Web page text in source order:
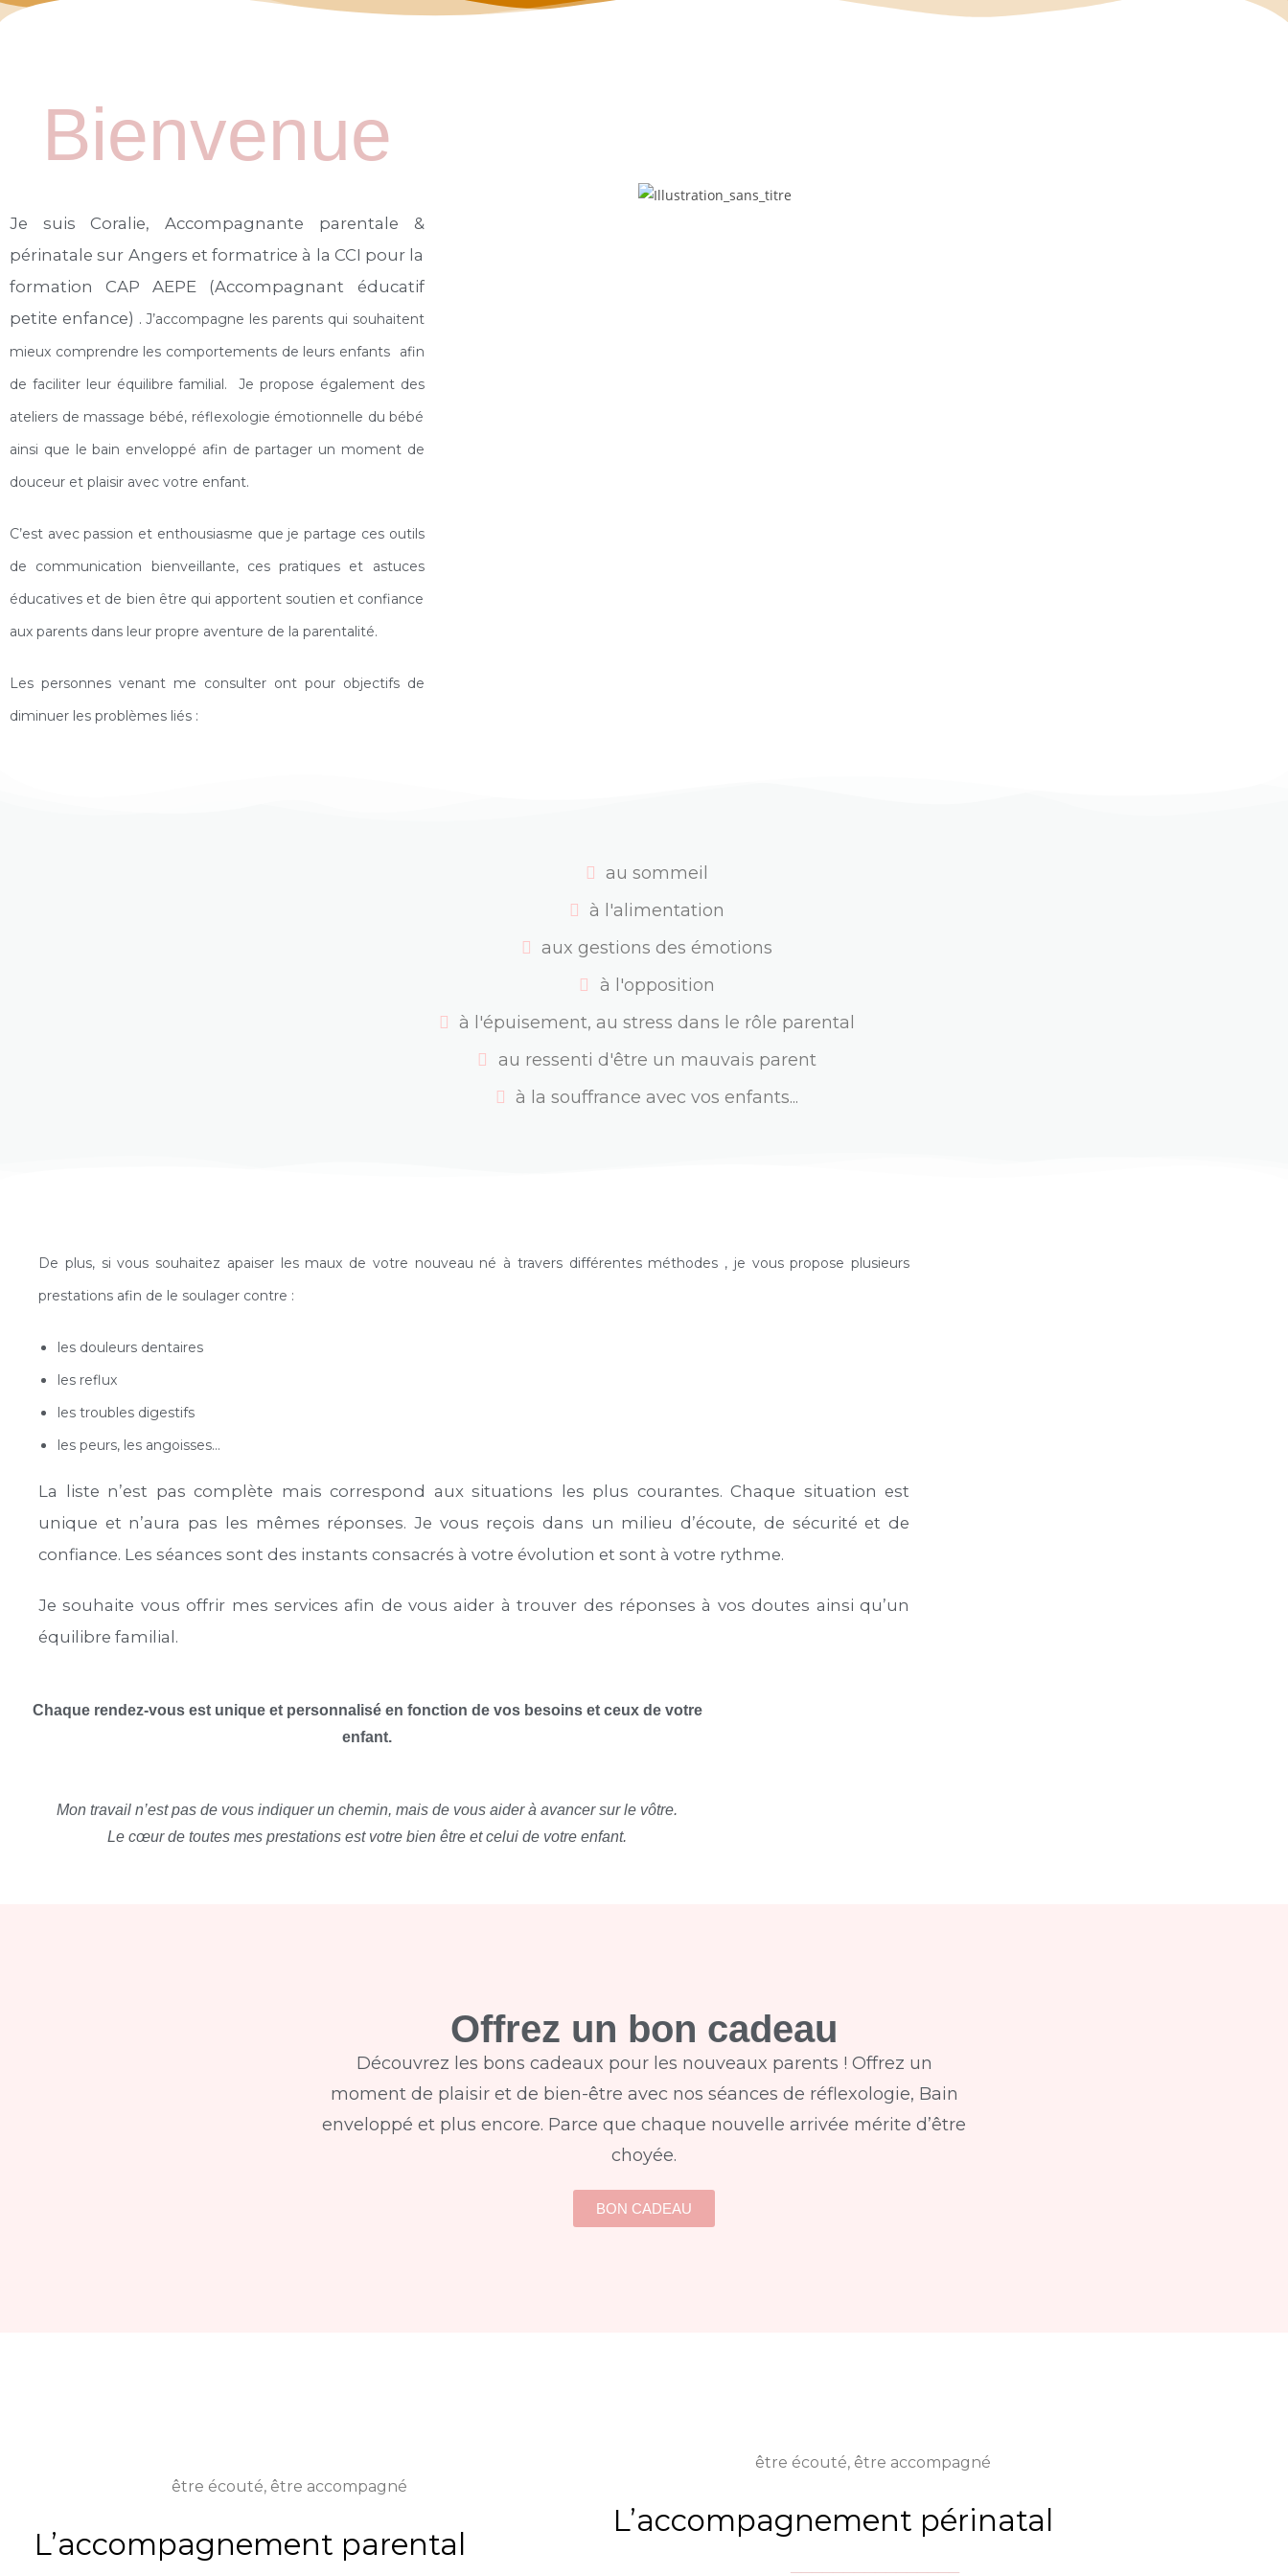
Bienvenue
Je suis Coralie, Accompagnante parentale &
périnatale sur Angers et formatrice à la CCI pour la
formation CAP AEPE (Accompagnant éducatif
petite enfance) .J’accompagne les parents qui souhaitent
mieux comprendre les comportements de leurs enfants afin
de faciliter leur équilibre familial. Je propose également des
ateliers de massage bébé, réflexologie émotionnelle du bébé
ainsi que le bain enveloppé afin de partager un moment de
douceur et plaisir avec votre enfant.
C’est avec passion et enthousiasme que je partage ces outils
de communication bienveillante, ces pratiques et astuces
éducatives et de bien être qui apportent soutien et confiance
aux parents dans leur propre aventure de la parentalité.
Les personnes venant me consulter ont pour objectifs de
diminuer les problèmes liés :
au sommeil
à l'alimentation
aux gestions des émotions
à l'opposition
à l'épuisement, au stress dans le rôle parental
au ressenti d'être un mauvais parent
à la souffrance avec vos enfants...
De plus, si vous souhaitez apaiser les maux de votre nouveau né à travers différentes méthodes , je vous propose plusieurs
prestations afin de le soulager contre :
les douleurs dentaires
les reflux
les troubles digestifs
les peurs, les angoisses…
La liste n’est pas complète mais correspond aux situations les plus courantes. Chaque situation est
unique et n’aura pas les mêmes réponses. Je vous reçois dans un milieu d’écoute, de sécurité et de
confiance. Les séances sont des instants consacrés à votre évolution et sont à votre rythme.
Je souhaite vous offrir mes services afin de vous aider à trouver des réponses à vos doutes ainsi qu’un
équilibre familial.
Chaque rendez-vous est unique et personnalisé en fonction de vos besoins et ceux de votre
enfant.
Mon travail n’est pas de vous indiquer un chemin, mais de vous aider à avancer sur le vôtre.
Le cœur de toutes mes prestations est votre bien être et celui de votre enfant.
Offrez un bon cadeau
Découvrez les bons cadeaux pour les nouveaux parents ! Offrez un
moment de plaisir et de bien-être avec nos séances de réflexologie, Bain
enveloppé et plus encore. Parce que chaque nouvelle arrivée mérite d’être
choyée.
BON CADEAU
être écouté, être accompagné
L’accompagnement parental
être écouté, être accompagné
L’accompagnement périnatal